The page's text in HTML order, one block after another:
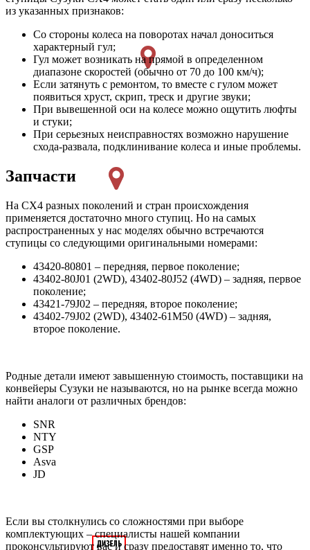
из указанных признаков:
Со стороны колеса на поворотах начал доноситься
характерный гул;
Гул может возникать на прямой в определенном
диапазоне скоростей (обычно от 70 до 100 км/ч);
Если затянуть с ремонтом, то вместе с гулом может
появиться хруст, скрип, треск и другие звуки;
При вывешенной оси на колесе можно ощутить люфты
и стуки;
При серьезных неисправностях возможно нарушение
схода-развала, подклинивание колеса и иные проблемы.
Запчасти
На СХ4 разных поколений и стран происхождения
применяется достаточно много ступиц. Но на самых
распространенных у нас моделях обычно встречаются
ступицы со следующими оригинальными номерами:
43420-80801 – передняя, первое поколение;
43402-80J01 (2WD), 43402-80J52 (4WD) – задняя, первое
поколение;
43421-79J02 – передняя, второе поколение;
43402-79J02 (2WD), 43402-61M50 (4WD) – задняя,
второе поколение.
Родные детали имеют завышенную стоимость, поставщики на
конвейеры Сузуки не называются, но на рынке всегда можно
найти аналоги от различных брендов:
SNR
NTY
GSP
Asva
JD
Если вы столкнулись со сложностями при выборе
комплектующих – специалисты нашей компании
проконсультируют вас и сразу предоставят именно то, что